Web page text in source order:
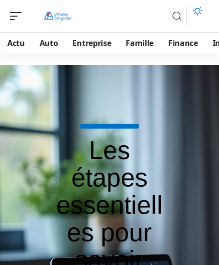
Actu Auto Entreprise Famille Finance
Les
étapes
essentiell
es pour